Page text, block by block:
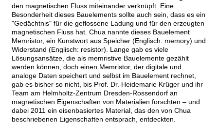
den magnetischen Fluss miteinander verknüpft. Eine
Besonderheit dieses Bauelements sollte auch sein, dass es ein
Gedächtnis für die geflossene Ladung und für den erzeugten
magnetischen Fluss hat. Chua nannte dieses Bauelement
Memristor, ein Kunstwort aus Speicher (Englisch: memory) und
Widerstand (Englisch: resistor). Lange gab es viele
Lösungsansätze, die als memristive Bauelemente gezählt
werden können, doch einen Memristor, der digitale und
analoge Daten speichert und selbst im Bauelement rechnet,
gab es bisher so nicht, bis Prof. Dr. Heidemarie Krüger und ihr
Team am Helmholtz-Zentrum Dresden-Rossendorf an
magnetischen Eigenschaften von Materialien forschten – und
dabei 2011 ein eisenbasiertes Material, das den von Chua
beschriebenen Eigenschaften entsprach, entdeckten.